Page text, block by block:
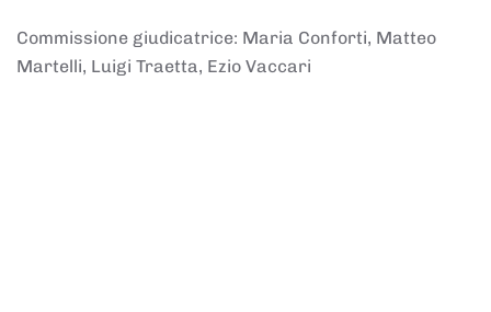
Commissione giudicatrice: Maria Conforti, Matteo
Martelli, Luigi Traetta, Ezio Vaccari